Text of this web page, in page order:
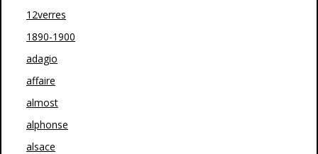
12verres
1890-1900
adagio
affaire
almost
alphonse
alsace